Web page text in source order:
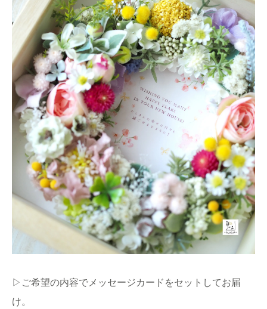
▷ご希望の内容でメッセージカードをセットしてお届
け。